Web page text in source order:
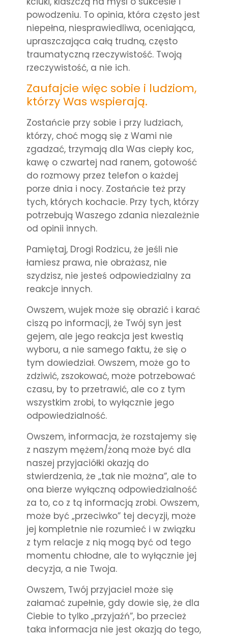
powodzeniu. To opinia, która często jest
niepełna, niesprawiedliwa, oceniająca,
upraszczająca całą trudną, często
traumatyczną rzeczywistość. Twoją
rzeczywistość, a nie ich.
Zaufajcie więc sobie i ludziom,
którzy Was wspierają.
Zostańcie przy sobie i przy ludziach,
którzy, choć mogą się z Wami nie
zgadzać, trzymają dla Was ciepły koc,
kawę o czwartej nad ranem, gotowość
do rozmowy przez telefon o każdej
porze dnia i nocy. Zostańcie też przy
tych, których kochacie. Przy tych, którzy
potrzebują Waszego zdania niezależnie
od opinii innych.
Pamiętaj, Drogi Rodzicu, że jeśli nie
łamiesz prawa, nie obrażasz, nie
szydzisz, nie jesteś odpowiedzialny za
reakcje innych.
Owszem, wujek może się obrazić i karać
ciszą po informacji, że Twój syn jest
gejem, ale jego reakcja jest kwestią
wyboru, a nie samego faktu, że się o
tym dowiedział. Owszem, może go to
zdziwić, zszokować, może potrzebować
czasu, by to przetrawić, ale co z tym
wszystkim zrobi, to wyłącznie jego
odpowiedzialność.
Owszem, informacja, że rozstajemy się
z naszym mężem/żoną może być dla
naszej przyjaciółki okazją do
stwierdzenia, że „tak nie można”, ale to
ona bierze wyłączną odpowiedzialność
za to, co z tą informacją zrobi. Owszem,
może być „przeciwko” tej decyzji, może
jej kompletnie nie rozumieć i w związku
z tym relacje z nią mogą być od tego
momentu chłodne, ale to wyłącznie jej
decyzja, a nie Twoja.
Owszem, Twój przyjaciel może się
załamać zupełnie, gdy dowie się, że dla
Ciebie to tylko „przyjaźń”, bo przecież
taka informacja nie jest okazją do tego,